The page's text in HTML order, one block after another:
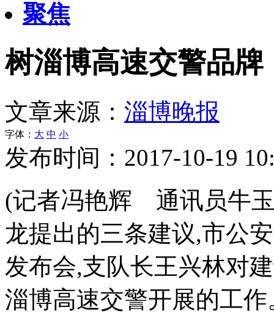
聚焦
树淄博高速交警品
文章来源： 淄博晚报
字体： 大 中 小
发布时间：2017-10-19
(记者冯艳辉 通讯员牛
龙提出的三条建议,市公
发布会,支队长王兴林对
淄博高速交警开展的工